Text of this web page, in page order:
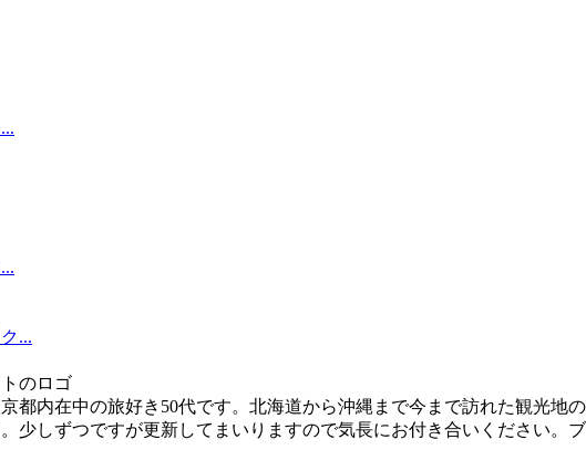
...
都内在中の旅好き50代です。北海道から沖縄まで今まで訪れた観光地
少しずつですが更新してまいりますので気長にお付き合いください。